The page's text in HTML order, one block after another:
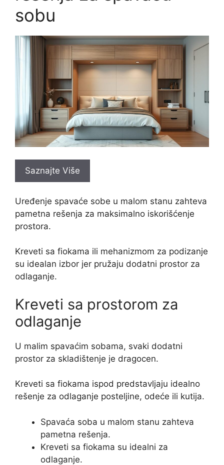
sobu
Saznajte Više
Uređenje spavaće sobe u malom stanu zahteva
pametna rešenja za maksimalno iskorišćenje
prostora.
Kreveti sa fiokama ili mehanizmom za podizanje
su idealan izbor jer pružaju dodatni prostor za
odlaganje.
Kreveti sa prostorom za
odlaganje
U malim spavaćim sobama, svaki dodatni
prostor za skladištenje je dragocen.
Kreveti sa fiokama ispod predstavljaju idealno
rešenje za odlaganje posteljine, odeće ili kutija.
Spavaća soba u malom stanu zahteva
pametna rešenja.
Kreveti sa fiokama su idealni za
odlaganje.